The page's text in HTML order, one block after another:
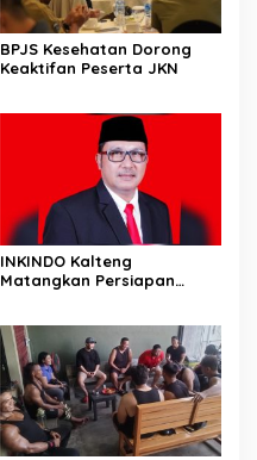
BPJS Kesehatan Dorong
Keaktifan Peserta JKN
INKINDO Kalteng
Matangkan Persiapan